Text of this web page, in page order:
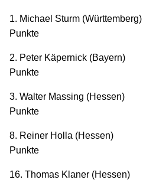
1. Michael Sturm
Punkte
2. Peter
Punkte
3. Walter
Punkte
8. Reiner Holla
Punkte
16. Thomas